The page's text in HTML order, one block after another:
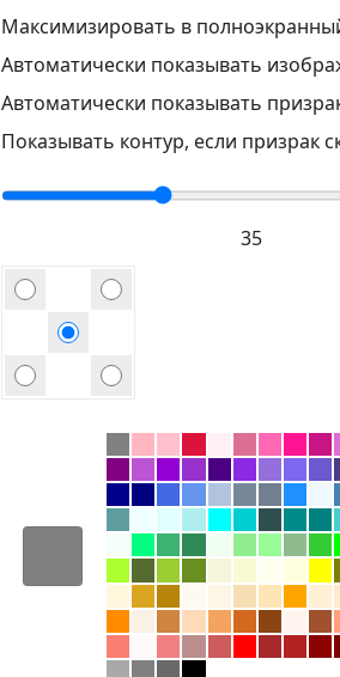
Максимизировать в
Автоматически показывать
Автоматически показывать
Показывать контур, если призрак